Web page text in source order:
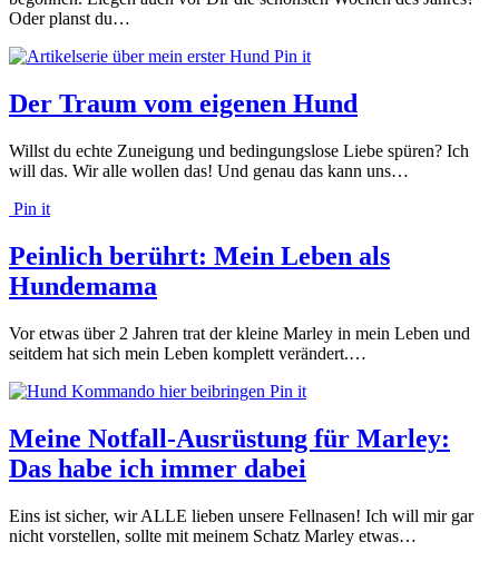
Oder planst du…
Pin it
Der Traum vom eigenen Hund
Willst du echte Zuneigung und bedingungslose Liebe spüren? Ich
will das. Wir alle wollen das! Und genau das kann uns…
Pin it
Peinlich berührt: Mein Leben als
Hundemama
Vor etwas über 2 Jahren trat der kleine Marley in mein Leben und
seitdem hat sich mein Leben komplett verändert.…
Pin it
Meine Notfall-Ausrüstung für Marley:
Das habe ich immer dabei
Eins ist sicher, wir ALLE lieben unsere Fellnasen! Ich will mir gar
nicht vorstellen, sollte mit meinem Schatz Marley etwas…